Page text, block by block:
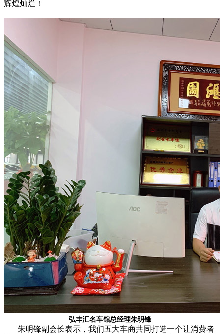
辉煌灿烂！
弘丰汇名车馆总经理朱明锋
朱明锋副会长表示，我们五大车商共同打造一个让消费者